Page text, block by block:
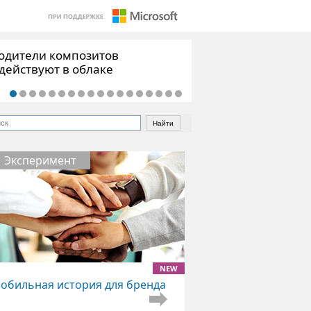
композитов
в облаке
от болезни роста
NEW
Эксперимент
история для бренда